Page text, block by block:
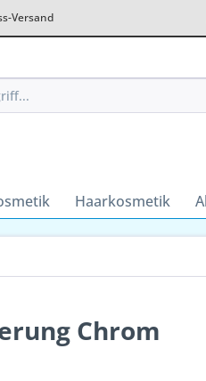
Versand
Haarkosmetik
Chrom